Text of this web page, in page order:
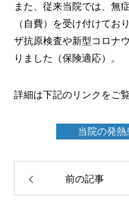
また、従来当院では、無
（自費）を受け付けてお
ザ抗原検査や新型コロナ
りました（保険適応）。
詳細は下記のリンクをご
当院の発
前の記事